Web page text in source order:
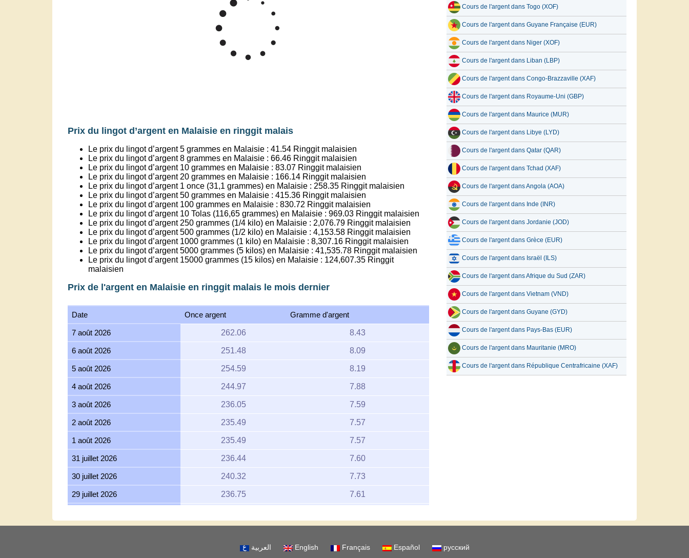
Prix du lingot d’argent en Malaisie en ringgit malais
Le prix du lingot d’argent 5 grammes en Malaisie : 41.54 Ringgit malaisien
Le prix du lingot d’argent 8 grammes en Malaisie : 66.46 Ringgit malaisien
Le prix du lingot d’argent 10 grammes en Malaisie : 83.07 Ringgit malaisien
Le prix du lingot d’argent 20 grammes en Malaisie : 166.14 Ringgit malaisien
Le prix du lingot d’argent 1 once (31,1 grammes) en Malaisie : 258.35 Ringgit malaisien
Le prix du lingot d’argent 50 grammes en Malaisie : 415.36 Ringgit malaisien
Le prix du lingot d’argent 100 grammes en Malaisie : 830.72 Ringgit malaisien
Le prix du lingot d’argent 10 Tolas (116,65 grammes) en Malaisie : 969.03 Ringgit malaisien
Le prix du lingot d’argent 250 grammes (1/4 kilo) en Malaisie : 2,076.79 Ringgit malaisien
Le prix du lingot d’argent 500 grammes (1/2 kilo) en Malaisie : 4,153.58 Ringgit malaisien
Le prix du lingot d’argent 1000 grammes (1 kilo) en Malaisie : 8,307.16 Ringgit malaisien
Le prix du lingot d’argent 5000 grammes (5 kilos) en Malaisie : 41,535.78 Ringgit malaisien
Le prix du lingot d’argent 15000 grammes (15 kilos) en Malaisie : 124,607.35 Ringgit
malaisien
Prix de l'argent en Malaisie en ringgit malais le mois dernier
Date Once argent Gramme d'argent
7 août 2026 262.06 8.43
6 août 2026 251.48 8.09
5 août 2026 254.59 8.19
4 août 2026 244.97 7.88
3 août 2026 236.05 7.59
2 août 2026 235.49 7.57
1 août 2026 235.49 7.57
31 juillet 2026 236.44 7.60
30 juillet 2026 240.32 7.73
29 juillet 2026 236.75 7.61
237.92 7.65
Cours de l'argent dans Togo (XOF)
Cours de l'argent dans Guyane Française (EUR)
Cours de l'argent dans Niger (XOF)
Cours de l'argent dans Liban (LBP)
Cours de l'argent dans Congo-Brazzaville (XAF)
Cours de l'argent dans Royaume-Uni (GBP)
Cours de l'argent dans Maurice (MUR)
Cours de l'argent dans Libye (LYD)
Cours de l'argent dans Qatar (QAR)
Cours de l'argent dans Tchad (XAF)
Cours de l'argent dans Angola (AOA)
Cours de l'argent dans Inde (INR)
Cours de l'argent dans Jordanie (JOD)
Cours de l'argent dans Grèce (EUR)
Cours de l'argent dans Israël (ILS)
Cours de l'argent dans Afrique du Sud (ZAR)
Cours de l'argent dans Vietnam (VND)
Cours de l'argent dans Guyane (GYD)
Cours de l'argent dans Pays-Bas (EUR)
Cours de l'argent dans Mauritanie (MRO)
Cours de l'argent dans République Centrafricaine (XAF)
العربية English Français Español русский